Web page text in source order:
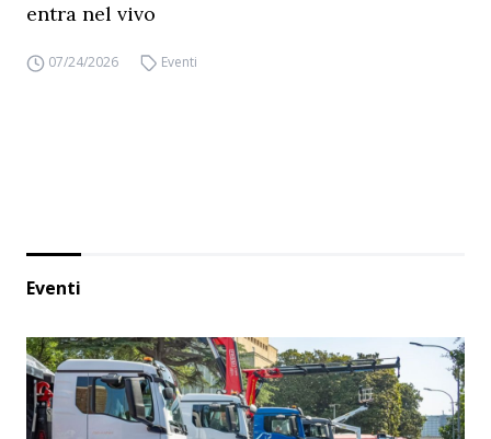
entra nel vivo
07/24/2026 Eventi
Eventi